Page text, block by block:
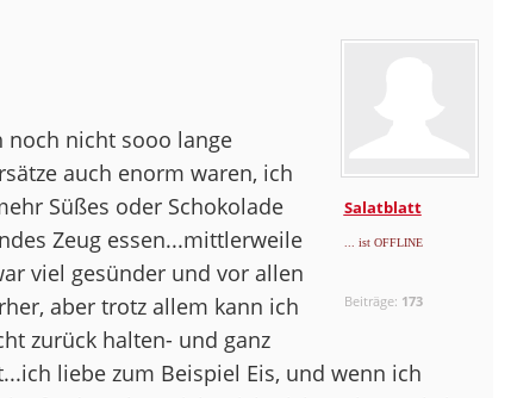
Salatblatt
... ist OFFLINE
Beiträge: 173
noch nicht sooo lange
auch enorm waren, ich
Süßes oder Schokolade
Zeug essen...mittlerweile
viel gesünder und vor allen
aber trotz allem kann ich
zurück halten- und ganz
liebe zum Beispiel Eis, und wenn ich